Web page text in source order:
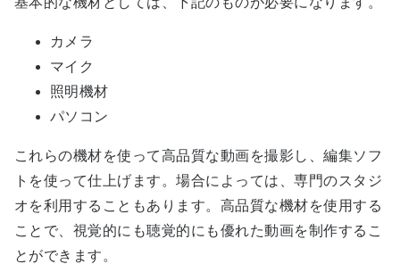
カメラ
マイク
照明機材
パソコン
これらの機材を使って高品質な動画を撮影し、編集ソフ
トを使って仕上げます。場合によっては、専門のスタジ
オを利用することもあります。高品質な機材を使用する
ことで、視覚的にも聴覚的にも優れた動画を制作するこ
とができます。